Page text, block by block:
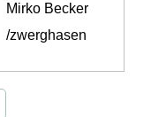
Mirko Becker
/zwerghasen